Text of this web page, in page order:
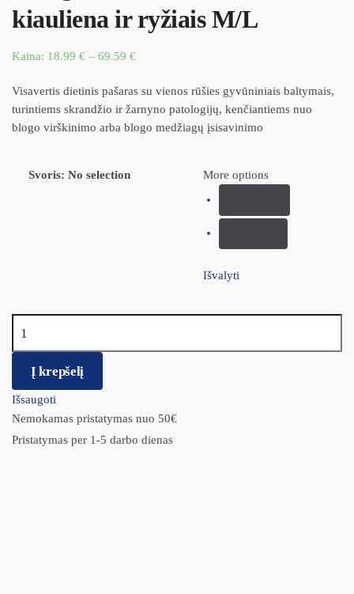
kiauliena ir ryžiais M/L
Kaina: 18.99 € – 69.59 €
Visavertis dietinis pašaras su vienos rūšies gyvūniniais baltymais,
turintiems skrandžio ir žarnyno patologijų, kenčiantiems nuo
blogo virškinimo arba blogo medžiagų įsisavinimo
Svoris: No selection More options
Išvalyti
Į krepšelį
Išsaugoti
Nemokamas pristatymas nuo 50€
Pristatymas per 1-5 darbo dienas